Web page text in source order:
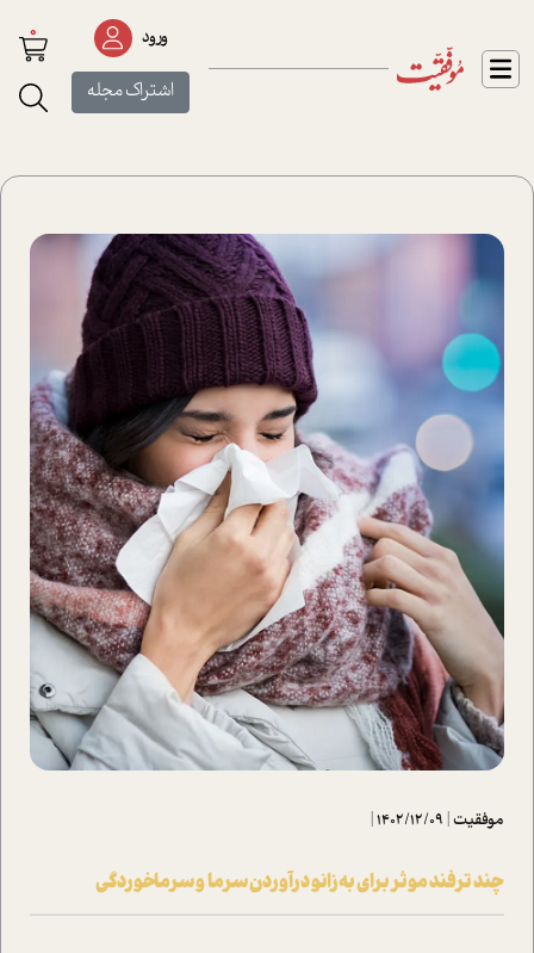
ورود
اشتراک مجله
0
موفقیت|
1402/12/09
|
چند ترفند موثر برای به‌زانو درآوردن سرما و سرماخوردگی